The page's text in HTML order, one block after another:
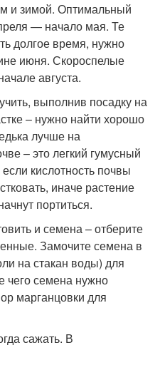
и зимой. Оптимальный
— начало мая. Те
долгое время, нужно
июня. Скороспелые
августа.
выполнив посадку на
– нужно найти хорошо
лучше на
– это легкий гумусный
кислотность почвы
иначе растение
портиться.
и семена – отберите
Замочите семена в
на стакан воды) для
чего семена нужно
марганцовки для